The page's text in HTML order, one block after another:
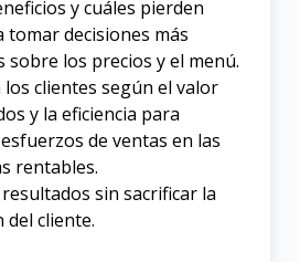
y cuáles pierden
tomar decisiones más
sobre los precios y el menú.
los clientes según el valor
y la eficiencia para
de ventas en las
rentables.
sin sacrificar la
del cliente.